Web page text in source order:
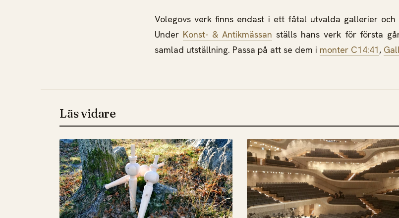
Volegovs verk finns endast i ett fåtal utvalda gallerier
Under Konst- & Antikmässan ställs hans verk för första
samlad utställning. Passa på att se dem i monter C14:41,
Läs vidare